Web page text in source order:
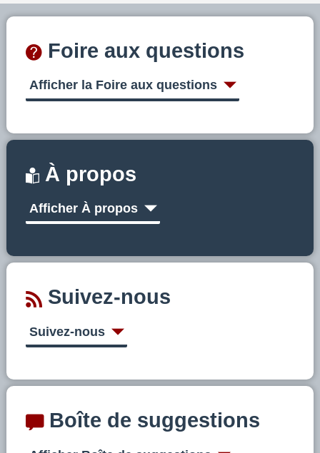
Foire aux questions
Afficher la Foire aux questions
À propos
Afficher À propos
Suivez-nous
Suivez-nous
Boîte de suggestions